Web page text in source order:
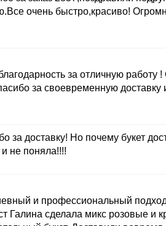
очень быстро,красиво!
за отличную
за своевременную
за доставку! Но почему букет
не поняла!!!!
и профессиональный
Галина сделала микс розовые и